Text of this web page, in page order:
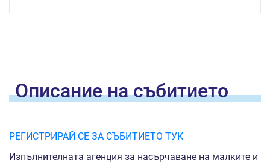
Oписание насъбитието
РЕГИСТРИРАЙ СЕ ЗА СЪБИТИЕТО ТУК
Изпълнителната агенция за насърчаване на малките и